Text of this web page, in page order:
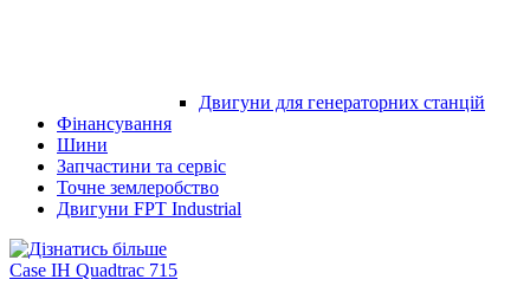
Двигуни для генераторних станцій
Фінансування
Шини
Запчастини та сервіс
Точне землеробство
Двигуни FPT Industrial
Case IH Quadtrac 715